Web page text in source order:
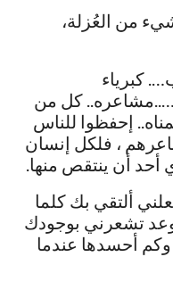
من العُزلة،
كبرياء
كل من
إحفظوا للناس
، فلكل إنسان
أحد أن ينتقص منها.
ألتقي بك كلما
تشعرني بوجودك
أحسدها عندما